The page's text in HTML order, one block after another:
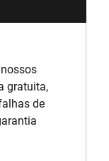
gratuita,
de